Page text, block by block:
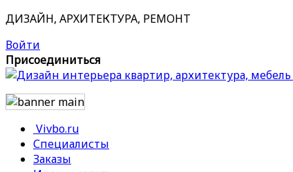
ДИЗАЙН, АРХИТЕКТУРА, РЕМОНТ
Войти
Присоединиться
Vivbo.ru
Специалисты
Заказы